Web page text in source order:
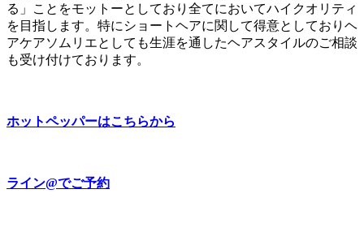
る」ことをモットーとしており全てにおいてハイクオリティ
を目指します。特にショートヘアに関して得意としておりヘ
アケアソムリエとしても生涯を通したヘアスタイルのご相談
も受け付けております。
ホットペッパーはこちらから
ライン@でご予約